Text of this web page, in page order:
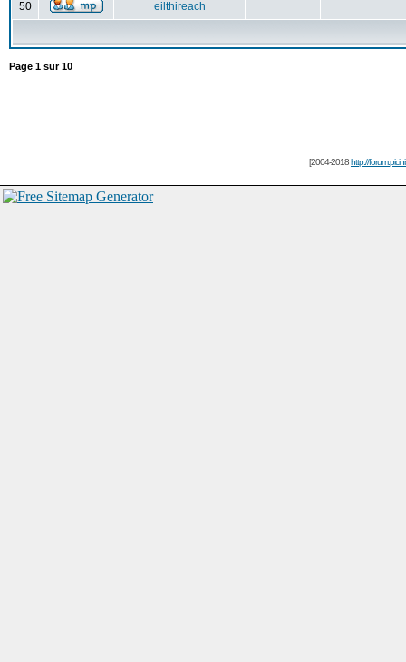
50 eilthireach
Page 1 sur10
[2004-2018http://